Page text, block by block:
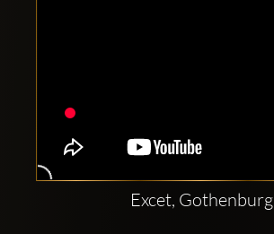
Excet, Gothenburg